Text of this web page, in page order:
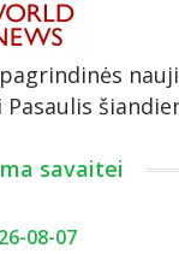
savaitei
08-07